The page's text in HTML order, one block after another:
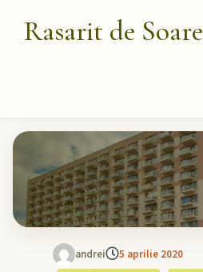
Rasarit de Soare
andrei 5 aprilie 2020